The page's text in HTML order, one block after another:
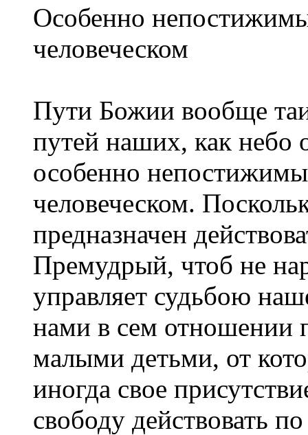
Особенно
человеческом
Пути Божии вообще
путей наших, как небо
особенно
человеческом.
предназначен
Премудрый, чтоб не
управляет судьбою
нами в сем отношении
малыми детьми, от
иногда свое
свободу действовать